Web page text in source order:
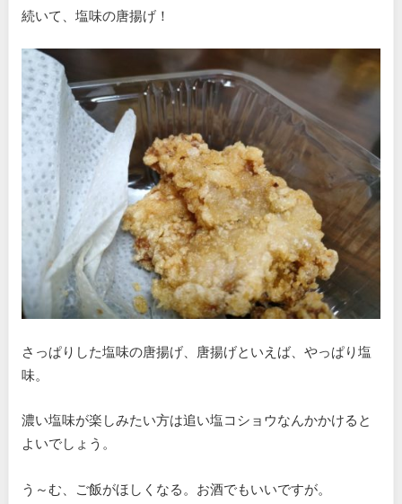
続いて、塩味の唐揚げ！
さっぱりした塩味の唐揚げ、唐揚げといえば、やっぱり塩
味。
濃い塩味が楽しみたい方は追い塩コショウなんかかけると
よいでしょう。
う～む、ご飯がほしくなる。お酒でもいいですが。